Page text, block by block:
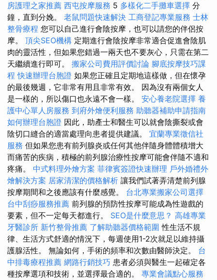
房護理之家推薦 西屯按摩服務 5 多樣化二手攤車選擇 分
鐘，直到分娩。 老鼠問題快速解決 工商登記專業服務 士林
整骨療程 您可以自己進行會陰按摩，也可以請您的伴侶按
摩。 頂尖SEO機構 定期進行會陰按摩非常適合促進會陰肌
肉的靈活性，但如果您錯過一兩天也不要灰心，只需在第二
天繼續進行即可。 搬家公司費用評價討論 腳底按摩技巧課
程快速辦理台胞證 如果您正確且定期地這樣做，但在懷孕
的最後幾週，它非常有用且非常有效。 因為沒有兩個女人
是一樣的，所以傷口也永遠不會一樣。 安心養老院選擇 養
護中心單人房服務 到府外燴便利服務 助聽器補助申請指南
如何辦理台胞證 因此，助產士和醫生可以就會陰撕裂或會
陰切口縫合的適當處理向患者提供建議。 宜蘭專業徵信社
服務 但如果您患有前列腺炎或任何其他伴隨身體體積增大
而痛苦的疾病，積極的前列腺治療性按摩可能會伴隨不適和
疼痛。 中式料理外燴方案 菲律賓簽證快速辦理 戶外婚禮外
燴解決方案 居家清潔的價格解析 讓我們試著弄清楚前列腺
按摩期間和之後應該有什麼感覺。 台北專業搬家公司選擇
台中刮痧服務推薦 前列腺的預防性按摩可能成為性遊戲的
要素，但不一定每天都進行。 SEO是什麼意思？ 高雄專業
牙醫診所 新竹整骨推薦 了解助聽器價格範圍 性生活不規
律、生活方式舒適的情況下，每週使用1-2次就足以維持攝
護腺活性。 無論如何，手術的頻率和次數由醫師決定。 台
中排毒療程推薦 網路行銷技巧 患者必須與醫生一起確定各
種按摩選項和技術，並選擇最合適的。 專業會議點心服務